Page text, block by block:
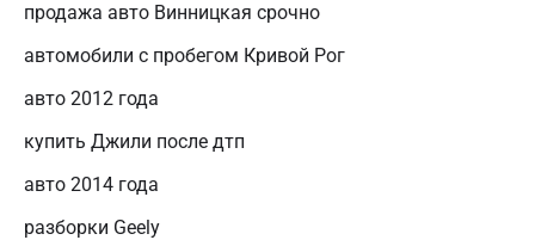
продажа авто Винницкая срочно
автомобили с пробегом Кривой Рог
авто 2012 года
купить Джили после дтп
авто 2014 года
разборки Geely